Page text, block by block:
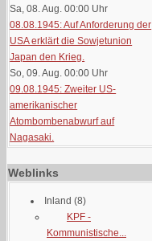
Sa, 08. Aug. 00:00 Uhr
08.08.1945: Auf Anforderung der
USA erklärt die Sowjetunion
Japan den Krieg.
So, 09. Aug. 00:00 Uhr
09.08.1945: Zweiter US-
amerikanischer
Atombombenabwurf auf
Nagasaki.
Weblinks
Inland (8)
KPF -
Kommunistische...